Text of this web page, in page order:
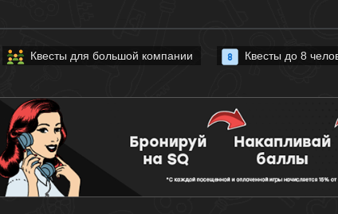
Квесты для большой компании Квесты до 8